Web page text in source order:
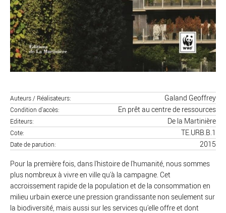
Auteurs / Réalisateurs Galand Geoffrey
Condition d'accès En prêt au centre de ressources
Editeurs De la Martinière
Cote TE.URB.B.1
Date de parution 2015
Pour la première fois, dans l'histoire de l'humanité, nous sommes
plus nombreux à vivre en ville qu'à la campagne. Cet
accroissement rapide de la population et de la consommation en
milieu urbain exerce une pression grandissante non seulement sur
la biodiversité, mais aussi sur les services qu'elle offre et dont